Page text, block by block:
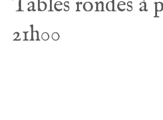
Tables rondes à
21h00